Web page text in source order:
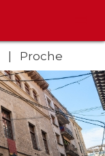
Proche